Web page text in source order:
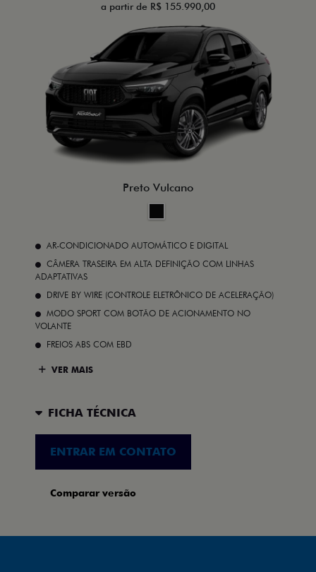
a partir de R$ 155.990,00
Preto Vulcano
AR-CONDICIONADO AUTOMÁTICO E DIGITAL
CÂMERA TRASEIRA EM ALTA DEFINIÇÃO COM LINHAS
ADAPTATIVAS
DRIVE BY WIRE (CONTROLE ELETRÔNICO DE ACELERAÇÃO)
MODO SPORT COM BOTÃO DE ACIONAMENTO NO
VOLANTE
FREIOS ABS COM EBD
VER MAIS
FICHA TÉCNICA
ENTRAR EM CONTATO
Comparar versão